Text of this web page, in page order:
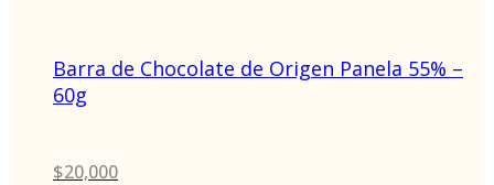
Barra de Chocolate de Origen Panela 55% –
60g
$20,000